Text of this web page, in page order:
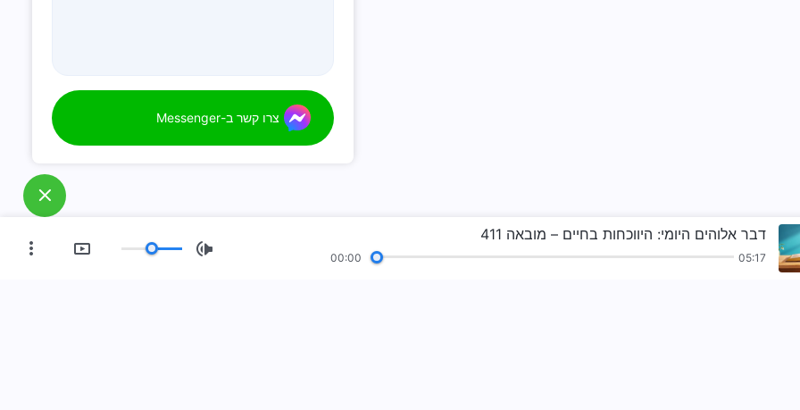
צרו קשר ב-Messenger
דבר אלוהים היומי: היווכחות בחיים – מובאה 411
00:00 05:17